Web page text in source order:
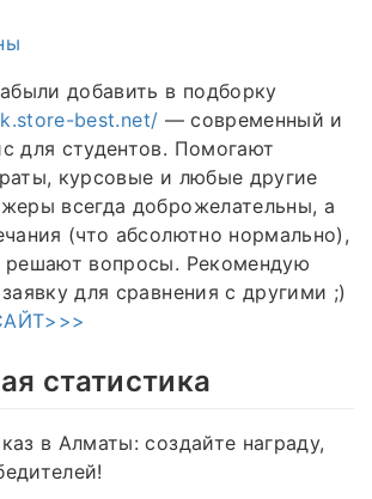
добавить в подборку
best.net/ — современный и
для студентов. Помогают
курсовые и любые другие
всегда доброжелательны, а
(что абсолютно нормально),
решают вопросы. Рекомендую
для сравнения с другими ;)
статистика
в Алматы: создайте награду,